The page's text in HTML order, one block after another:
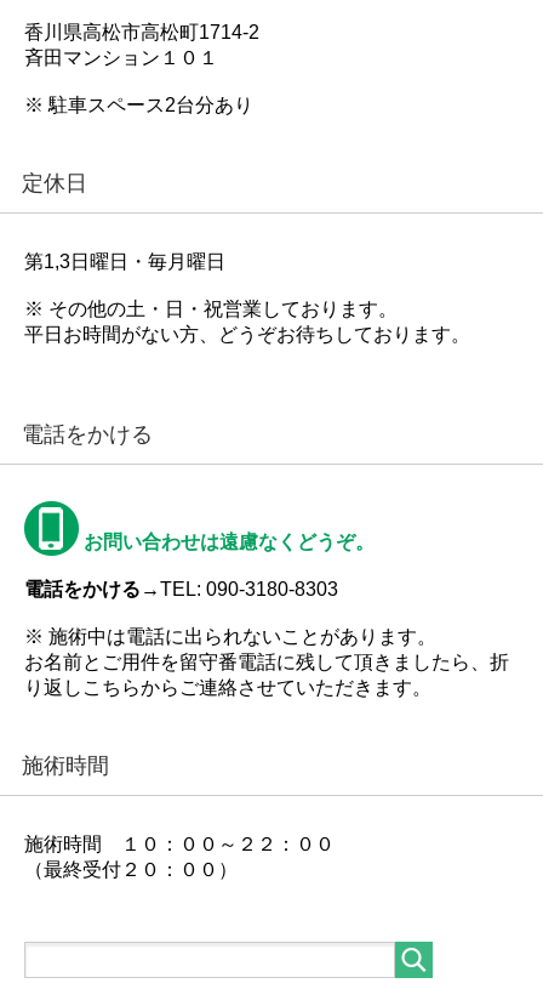
香川県高松市高松町1714-2
斉田マンション１０１
※ 駐車スペース2台分あり
定休日
第1,3日曜日・毎月曜日
※ その他の土・日・祝営業しております。
平日お時間がない方、どうぞお待ちしております。
電話をかける
お問い合わせは遠慮なくどうぞ。
電話をかける→TEL: 090-3180-8303
※ 施術中は電話に出られないことがあります。
お名前とご用件を留守番電話に残して頂きましたら、折
り返しこちらからご連絡させていただきます。
施術時間
施術時間 １０：００～２２：００
（最終受付２０：００）